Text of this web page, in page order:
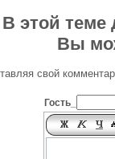
В этой теме
Вы
свой
Гость_